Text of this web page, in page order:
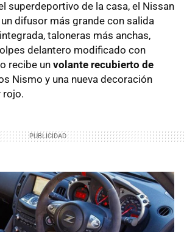
superdeportivo de la casa, el Nissan
un difusor más grande con salida
taloneras más anchas,
delantero modificado con
recibe unvolante recubierto de
Nismo y una nueva decoración
rojo.